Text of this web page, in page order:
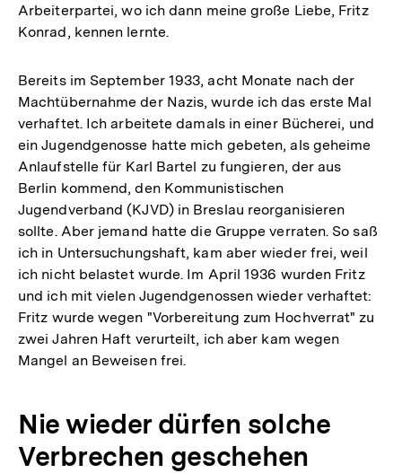
Arbeiterpartei, wo ich dann meine große Liebe, Fritz
Konrad, kennen lernte.
Bereits im September 1933, acht Monate nach der
Machtübernahme der Nazis, wurde ich das erste Mal
verhaftet. Ich arbeitete damals in einer Bücherei, und
ein Jugendgenosse hatte mich gebeten, als geheime
Anlaufstelle für Karl Bartel zu fungieren, der aus
Berlin kommend, den Kommunistischen
Jugendverband (KJVD) in Breslau reorganisieren
sollte. Aber jemand hatte die Gruppe verraten. So saß
ich in Untersuchungshaft, kam aber wieder frei, weil
ich nicht belastet wurde. Im April 1936 wurden Fritz
und ich mit vielen Jugendgenossen wieder verhaftet:
Fritz wurde wegen "Vorbereitung zum Hochverrat" zu
zwei Jahren Haft verurteilt, ich aber kam wegen
Mangel an Beweisen frei.
Nie wieder dürfen solche
Verbrechen geschehen